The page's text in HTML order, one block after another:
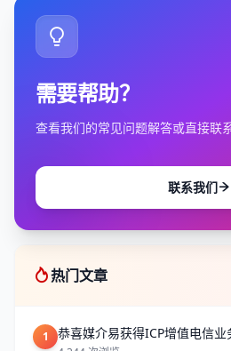
需要帮助？
查看我们的常见问题解答或直接联
联系我们
热门文章
1 恭喜媒介易获得ICP增值电信